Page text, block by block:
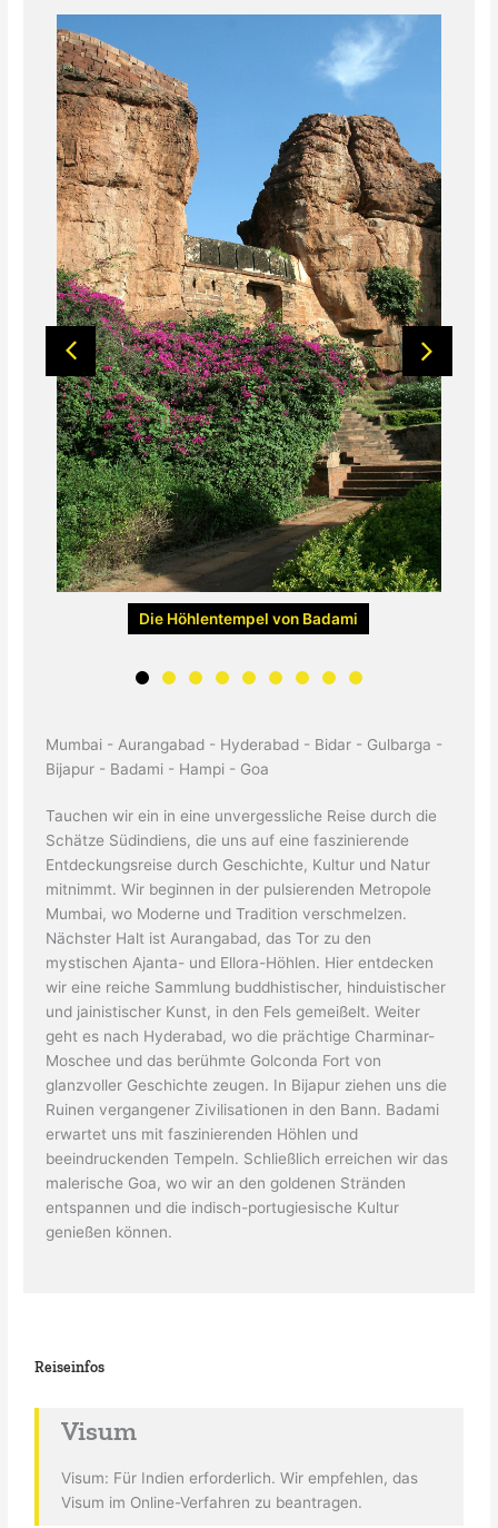
Die Höhlentempel von Badami
Mumbai - Aurangabad - Hyderabad - Bidar - Gulbarga -
Bijapur - Badami - Hampi - Goa
Tauchen wir ein in eine unvergessliche Reise durch die
Schätze Südindiens, die uns auf eine faszinierende
Entdeckungsreise durch Geschichte, Kultur und Natur
mitnimmt. Wir beginnen in der pulsierenden Metropole
Mumbai, wo Moderne und Tradition verschmelzen.
Nächster Halt ist Aurangabad, das Tor zu den
mystischen Ajanta- und Ellora-Höhlen. Hier entdecken
wir eine reiche Sammlung buddhistischer, hinduistischer
und jainistischer Kunst, in den Fels gemeißelt. Weiter
geht es nach Hyderabad, wo die prächtige Charminar-
Moschee und das berühmte Golconda Fort von
glanzvoller Geschichte zeugen. In Bijapur ziehen uns die
Ruinen vergangener Zivilisationen in den Bann. Badami
erwartet uns mit faszinierenden Höhlen und
beeindruckenden Tempeln. Schließlich erreichen wir das
malerische Goa, wo wir an den goldenen Stränden
entspannen und die indisch-portugiesische Kultur
genießen können.
Reiseinfos
Visum
Visum: Für Indien erforderlich. Wir empfehlen, das
Visum im Online-Verfahren zu beantragen.